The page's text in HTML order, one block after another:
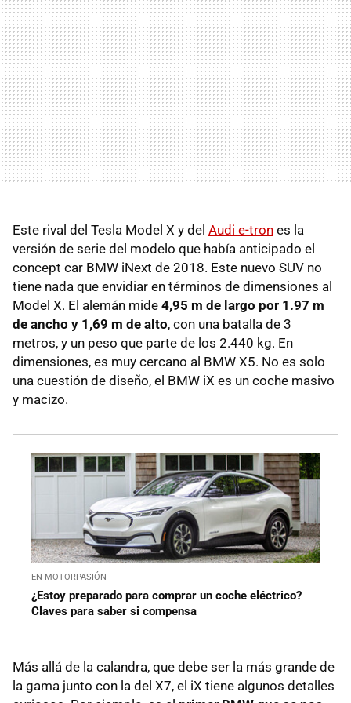
Este rival del Tesla Model X y del Audi e-tron es la
versión de serie del modelo que había anticipado el
concept car BMW iNext de 2018. Este nuevo SUV no
tiene nada que envidiar en términos de dimensiones al
Model X. El alemán mide 4,95 m de largo por 1.97 m
de ancho y 1,69 m de alto, con una batalla de 3
metros, y un peso que parte de los 2.440 kg. En
dimensiones, es muy cercano al BMW X5. No es solo
una cuestión de diseño, el BMW iX es un coche masivo
y macizo.
EN MOTORPASIÓN
¿Estoy preparado para comprar un coche eléctrico?
Claves para saber si compensa
Más allá de la calandra, que debe ser la más grande de
la gama junto con la del X7, el iX tiene algunos detalles